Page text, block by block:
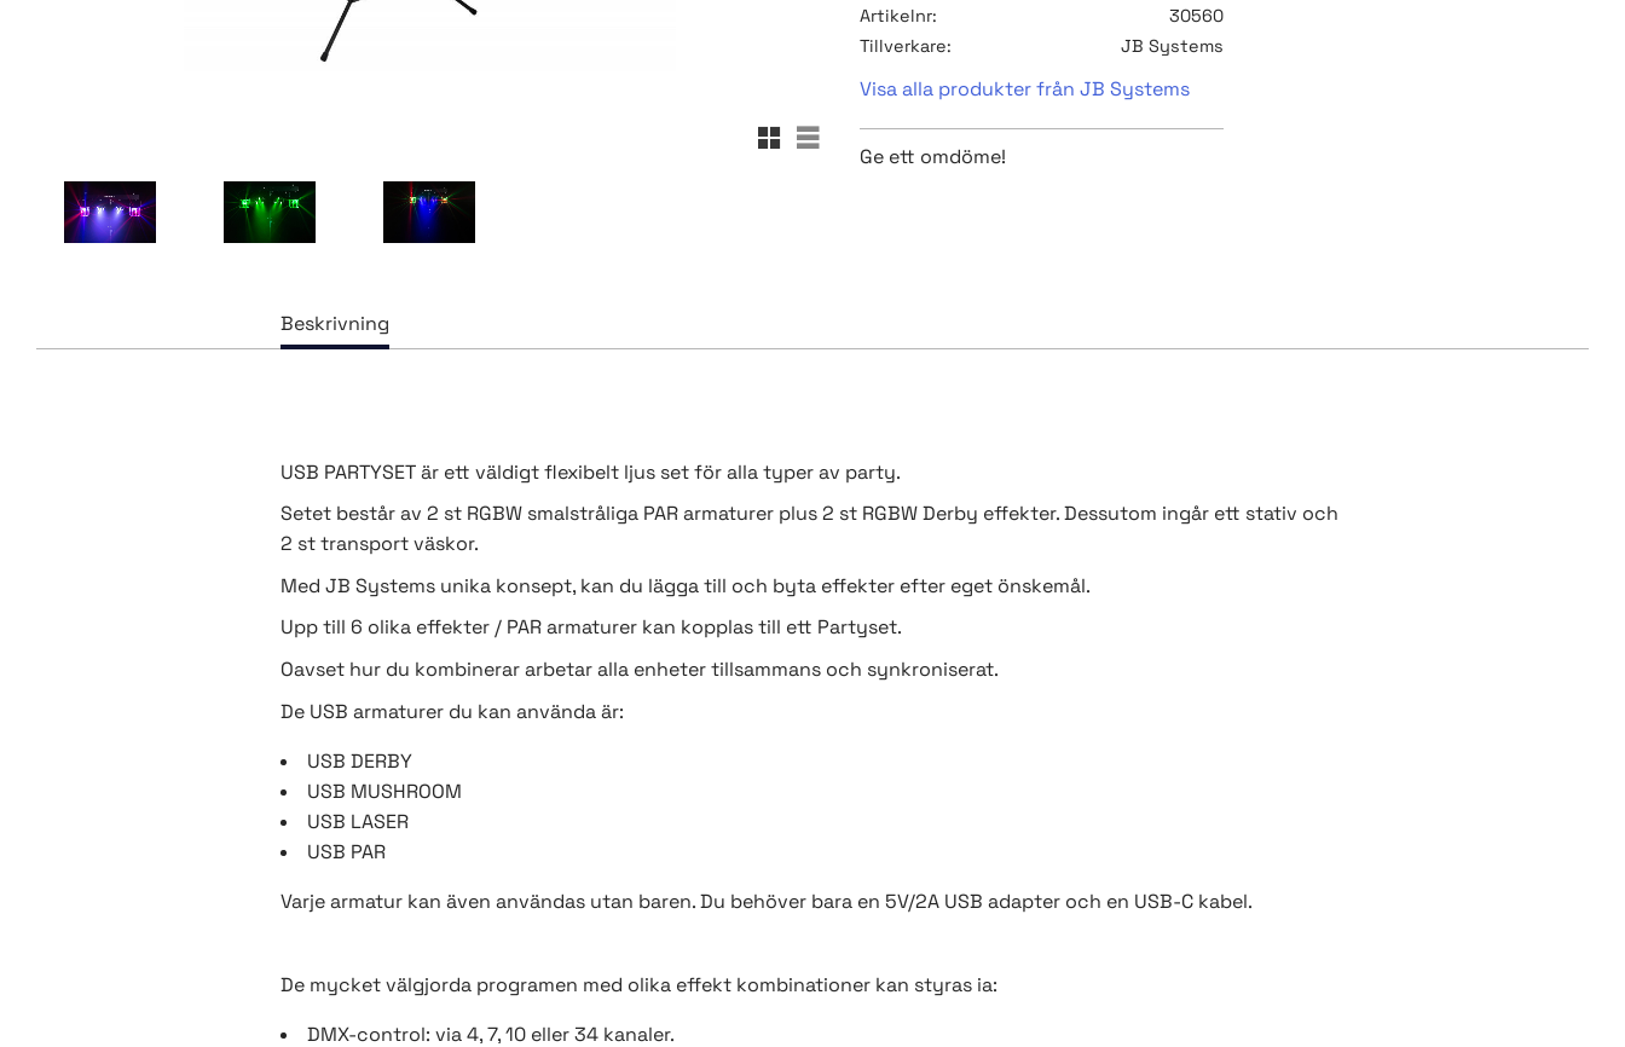
Rutnätsvy
Listvy
Artikelnr
30560
Tillverkare
JB Systems
Visa alla produkter från JB Systems
Ge ett omdöme!
USB PARTYSET är ett väldigt flexibelt ljus set för alla typer av party.
Setet består av 2 st RGBW smalstråliga PAR armaturer plus 2 st RGBW Derby effekter. Dessutom ingår ett stativ och
2 st transport väskor.
Med JB Systems unika konsept, kan du lägga till och byta effekter efter eget önskemål.
Upp till 6 olika effekter / PAR armaturer kan kopplas till ett Partyset.
Oavset hur du kombinerar arbetar alla enheter tillsammans och synkroniserat.
De USB armaturer du kan använda är:
USB DERBY
USB MUSHROOM
USB LASER
USB PAR
Varje armatur kan även användas utan baren. Du behöver bara en 5V/2A USB adapter och en USB-C kabel.
De mycket välgjorda programen med olika effekt kombinationer kan styras ia:
DMX-control: via 4, 7, 10 eller 34 kanaler.